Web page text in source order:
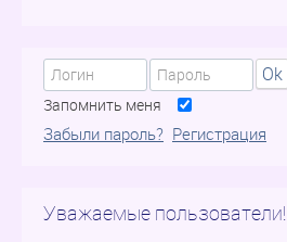
Ok
Запомнить меня
Забыли пароль? Регистрация
Уважаемые пользователи!